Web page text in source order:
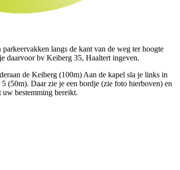
langs de kant van de weg ter hoogte
daarvoor bv Keiberg 35, Haaltert ingeven.
de Keiberg (100m) Aan de kapel sla je links in
(50m). Daar zie je een bordje (zie foto hierboven) en
bestemming bereikt.